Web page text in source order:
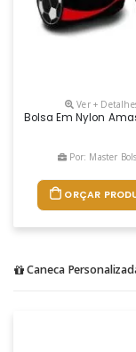
Ver +
Bolsa Em Nylon
Por: Master
ORÇAR
Caneca